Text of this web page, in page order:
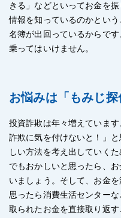
きる」などといってお金を
情報を知っているのかとい
名簿が出回っているからで
乗ってはいけません。
お悩みは「もみじ
投資詐欺は年々増えていま
詐欺に気を付けないと！」
しい方法を考え出していく
でもおかしいと思ったら、
いましょう。そして、お金
思ったら消費生活センター
取られたお金を直接取り返